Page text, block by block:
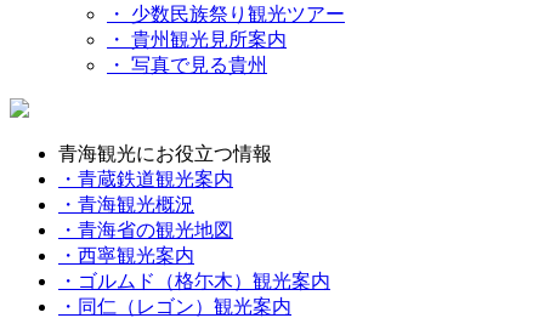
・ 少数民族祭り観光ツアー
・ 貴州観光見所案内
・ 写真で見る貴州
青海観光にお役立つ情報
・青蔵鉄道観光案内
・青海観光概況
・青海省の観光地図
・西寧観光案内
・ゴルムド（格尓木）観光案内
・同仁（レゴン）観光案内